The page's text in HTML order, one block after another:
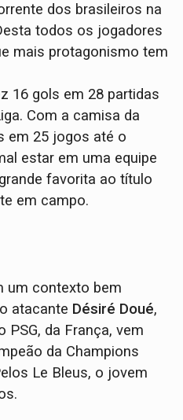
dos brasileiros na
todos os jogadores
mais protagonismo tem
16 gols em 28 partidas
Com a camisa da
em 25 jogos até o
estar em uma equipe
favorita ao título
em campo.
um contexto bem
atacante Désiré Doué,
PSG, da França, vem
da Champions
Le Bleus, o jovem